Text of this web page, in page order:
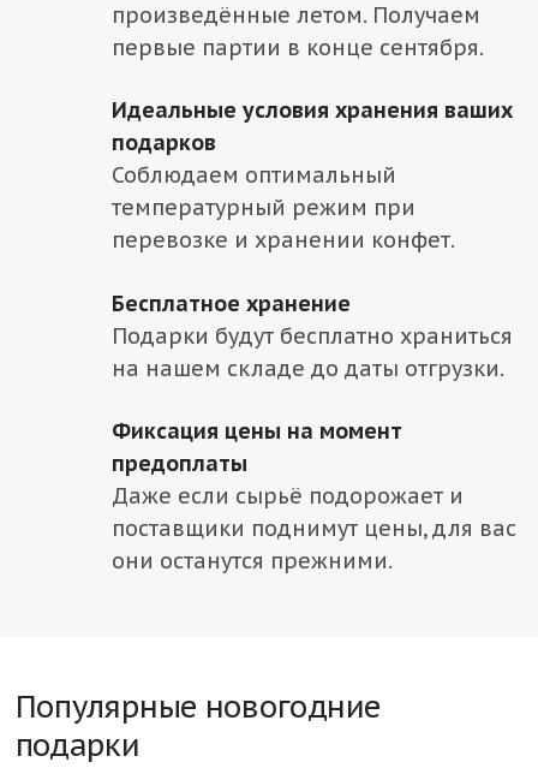
произведённые летом. Получаем
первые партии в конце сентября.
Идеальные условия хранения ваших
подарков
Соблюдаем оптимальный
температурный режим при
перевозке и хранении конфет.
Бесплатное хранение
Подарки будут бесплатно храниться
на нашем складе до даты отгрузки.
Фиксация цены на момент
предоплаты
Даже если сырьё подорожает и
поставщики поднимут цены, для вас
они останутся прежними.
Популярные новогодние
подарки